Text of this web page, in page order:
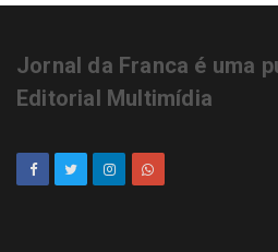
Jornal da Franca é uma
Editorial Multimídia